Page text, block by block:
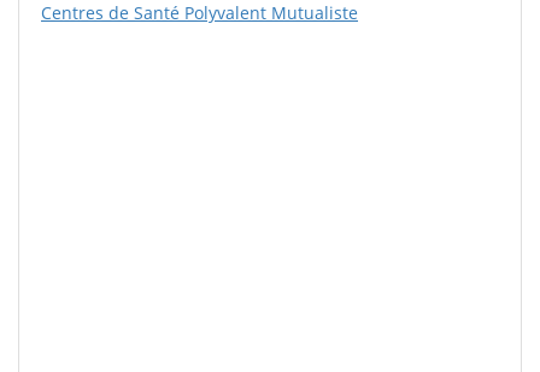
Centres de Santé Polyvalent Mutualiste